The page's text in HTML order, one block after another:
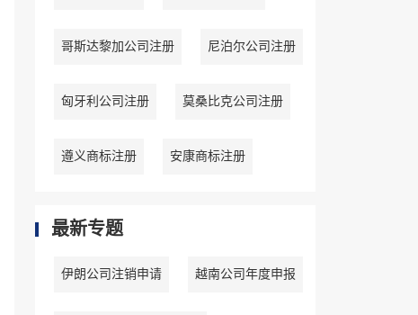
哥斯达黎加公司注册 尼泊尔公司注册
匈牙利公司注册 莫桑比克公司注册
遵义商标注册 安康商标注册
最新专题
伊朗公司注销申请 越南公司年度申报